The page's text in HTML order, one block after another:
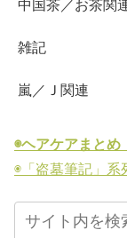
中国茶／お茶関
雑記
嵐／Ｊ関連
◉ヘアケアまとめ
◉「盗墓筆記」系